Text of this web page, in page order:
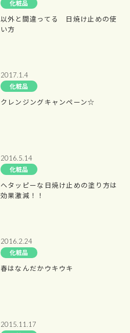
化粧品
以外と間違ってる 日焼け止めの使
い方
2017.1.4
化粧品
クレンジングキャンペーン☆
2016.5.14
化粧品
ヘタッピーな日焼け止めの塗り方は
効果激減！！
2016.2.24
化粧品
春はなんだかウキウキ
2015.11.17